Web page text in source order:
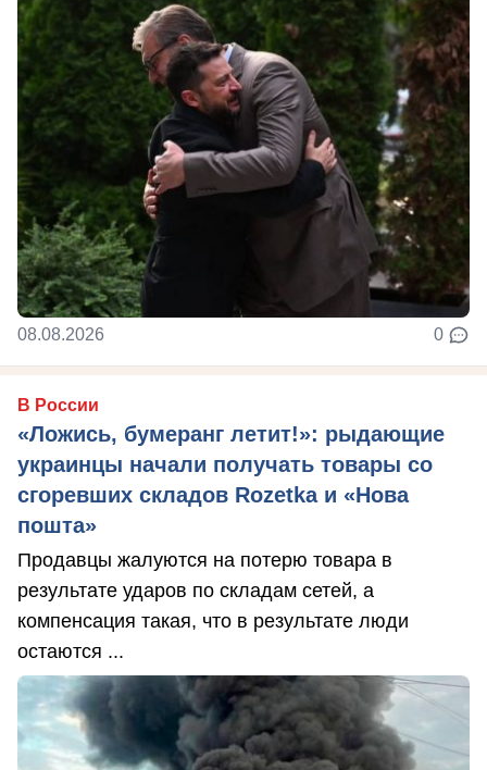
08.08.2026 0
В России
«Ложись, бумеранг летит!»: рыдающие
украинцы начали получать товары со
сгоревших складов Rozetka и «Нова
пошта»
Продавцы жалуются на потерю товара в
результате ударов по складам сетей, а
компенсация такая, что в результате люди
остаются ...